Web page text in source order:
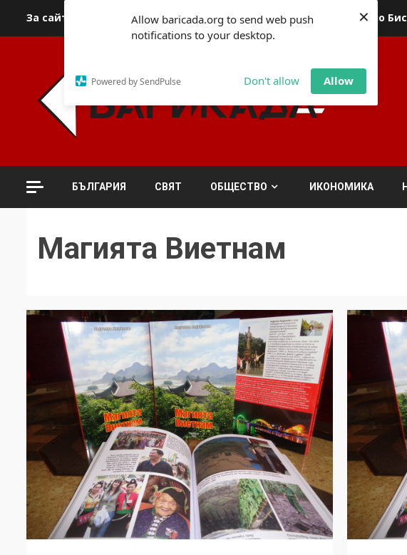
Allow baricada.org to send web push
notifications to your desktop.
Powered by SendPulse Don't allow Allow
×
За сайта За контакти За реклама Политика относно
БЪЛГАРИЯ СВЯТ ОБЩЕСТВО ИКОНОМИКА
Магията Виетнам